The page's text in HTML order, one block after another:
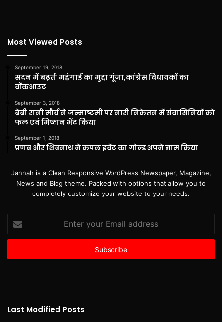
Most Viewed Posts
September 19, 2018
सदन में बढ़ती महंगाई का मुद्दा गूंजा,कांग्रेस विधायकों का
वॉकआउट
September 3, 2018
बेबी रानी मौर्य ने जन्माष्टमी पर नारी निकेतन में संवासिनियों को
फल एवं मिष्ठान भेंट किया
September 1, 2018
प्रणब और शिबनाथ ने कपल इवेंट का गोल्ड अपने नाम किया
Jannah is a Clean Responsive WordPress Newspaper, Magazine,
News and Blog theme. Packed with options that allow you to
completely customize your website to your needs.
your
Email
Last Modified Posts